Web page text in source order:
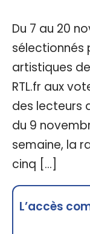
Du 7 au 20
sélectionnés
artistiques
RTL.fr aux
des lecteurs
du 9
semaine, la
cinq […]
L’accès